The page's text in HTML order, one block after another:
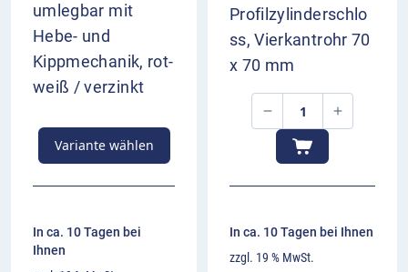
umlegbar mit
Hebe- und
Kippmechanik, rot-
weiß / verzinkt
Variante wählen
In ca. 10 Tagen bei
Ihnen
Profilzylinderschlo
ss, Vierkantrohr 70
x 70 mm
In ca. 10 Tagen bei Ihnen
zzgl. 19 % MwSt.